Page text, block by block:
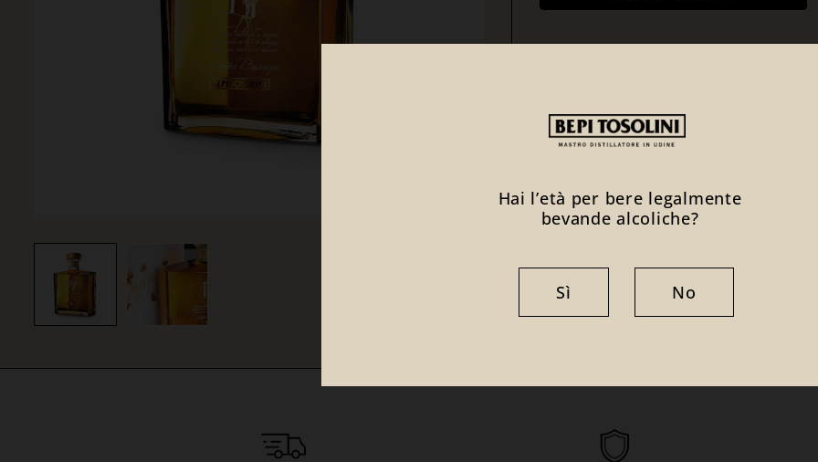
Grappa Chardonnay invecchiata in
Hai l’età per bere legalmente
bevande alcoliche?
No
Sì